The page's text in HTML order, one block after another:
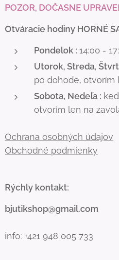
POZOR, DOČASNE
Otváracie hodiny HORNÉ
Pondelok : 14:00 -
Utorok, Streda,
po dohode, otvorím
Sobota, Nedeľa :
otvorím len na
Ochrana osobných údajov
Obchodné podmienky
Rýchly kontakt:
bjutikshop@gmail.com
info: +421 948 005 733